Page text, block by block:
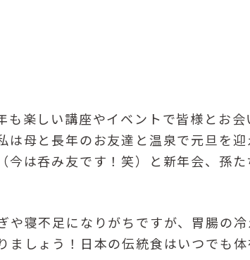
も楽しい講座やイベントで皆様とお
は母と長年のお友達と温泉で元旦を
今は呑み友です！笑）と新年会、孫
や寝不足になりがちですが、胃腸の
ましょう！日本の伝統食はいつでも